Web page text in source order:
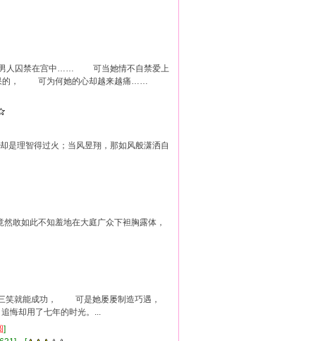
人囚禁在宫中…… 可当她情不自禁爱上
的， 可为何她的心却越来越痛……
是理智得过火；当风昱翔，那如风般潇洒自
此不知羞地在大庭广众下袒胸露体，
就能成功， 可是她屡屡制造巧遇，
却用了七年的时光。...
]